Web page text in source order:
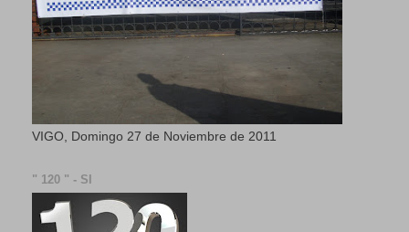
VIGO, Domingo 27 de Noviembre de 2011
" 120 " - SI